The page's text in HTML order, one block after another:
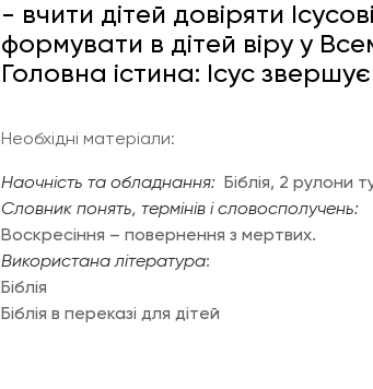
- вчити дітей довіряти
формувати в дітей віру у
Головна істина: Ісус
Необхідні матеріали:
Наочність та обладнання:
Біблія, 2 рулони
Словник понять, термінів і словосполучень:
Воскресіння – повернення з мертвих.
Використана література:
Біблія
Біблія в переказі для дітей